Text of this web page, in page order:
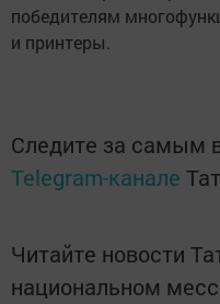
победителям
и принтеры.
Следите за самым
Telegram-канале
Читайте новости
национальном